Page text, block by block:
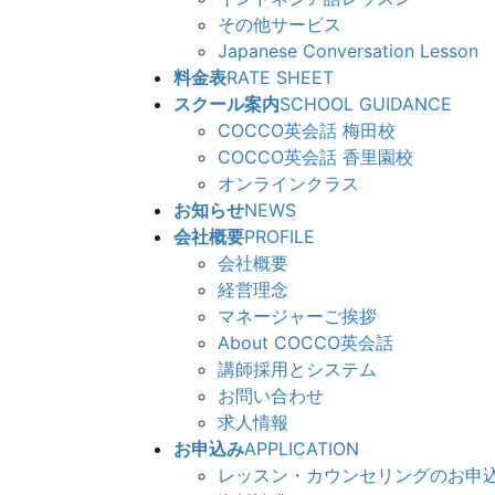
その他サービス
Japanese Conversation Lesson
料金表RATE SHEET
スクール案内SCHOOL GUIDANCE
COCCO英会話 梅田校
COCCO英会話 香里園校
オンラインクラス
お知らせNEWS
会社概要PROFILE
会社概要
経営理念
マネージャーご挨拶
About COCCO英会話
講師採用とシステム
お問い合わせ
求人情報
お申込みAPPLICATION
レッスン・カウンセリングのお申